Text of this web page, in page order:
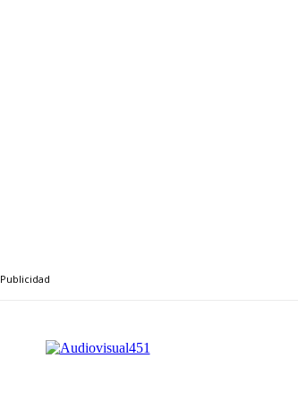
Publicidad